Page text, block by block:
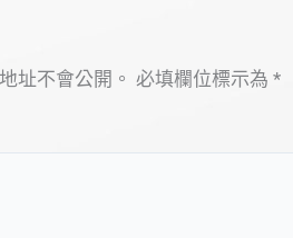
址不會公開。 必填欄位標示為 *